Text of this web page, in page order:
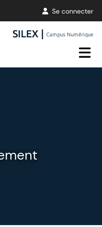
Se connecter
SILEX |Campus Numérique